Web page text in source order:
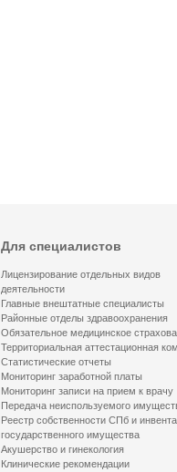
Для специалистов
Лицензирование отдельных видов
деятельности
Главные внештатные специалисты
Районные отделы здравоохранения
Обязательное медицинское
Территориальная аттестационная
Статистические отчеты
Мониторинг заработной платы
Мониторинг записи на прием к врачу
Передача неиспользуемого
Реестр собственности СПб и
государственного имущества
Акушерство и гинекология
Клинические рекомендации